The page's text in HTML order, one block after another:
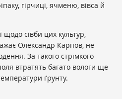
гірчиці, ячменю, вівса й
щодо сівби цих культур,
Олександр Карпов, не
За такого стрімкого
втратять багато вологи ще
ґрунту.